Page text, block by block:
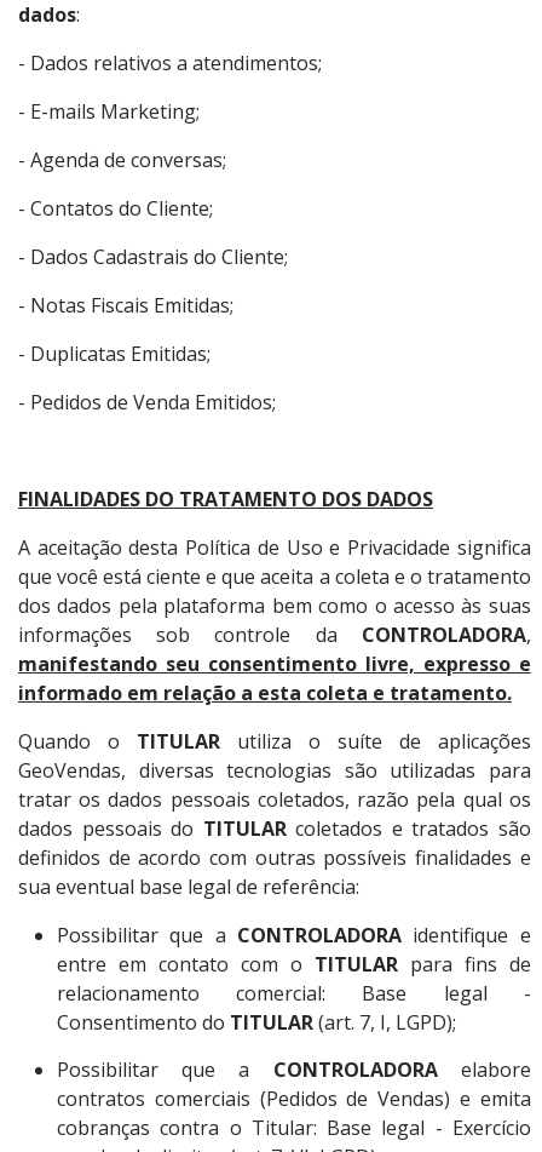
dados:
- Dados relativos a atendimentos;
- E-mails Marketing;
- Agenda de conversas;
- Contatos do Cliente;
- Dados Cadastrais do Cliente;
- Notas Fiscais Emitidas;
- Duplicatas Emitidas;
- Pedidos de Venda Emitidos;
FINALIDADES DO TRATAMENTO DOS DADOS
A aceitação desta Política de Uso e Privacidade significa
que você está ciente e que aceita a coleta e o tratamento
dos dados pela plataforma bem como o acesso às suas
informações sob controle da CONTROLADORA,
manifestando seu consentimento livre, expresso e
informado em relação a esta coleta e tratamento.
Quando o TITULARutiliza o suíte de aplicações
GeoVendas, diversas tecnologias são utilizadas para
tratar os dados pessoais coletados, razão pela qual os
dados pessoais do TITULARcoletados e tratados são
definidos de acordo com outras possíveis finalidades e
sua eventual base legal de referência:
Possibilitar que a CONTROLADORA identifique e
entre em contato com o TITULARpara fins de
relacionamento comercial: Base legal -
Consentimento do TITULAR(art. 7, I, LGPD);
Possibilitar que a CONTROLADORAelabore
contratos comerciais (Pedidos de Vendas) e emita
cobranças contra o Titular: Base legal - Exercício